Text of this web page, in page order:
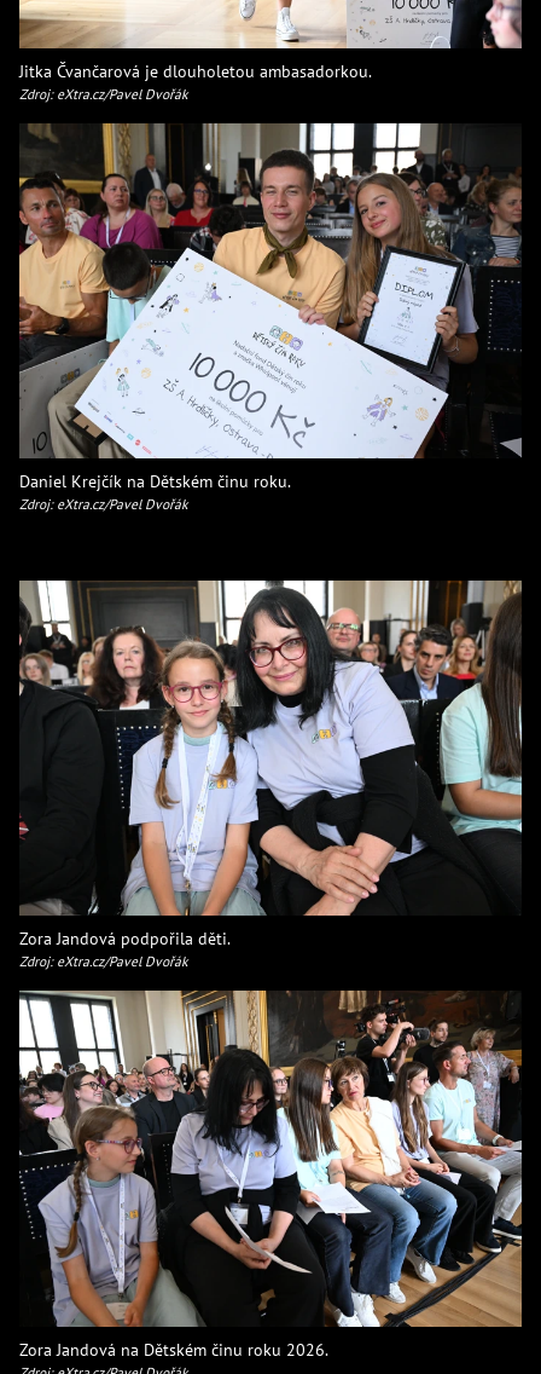
Jitka Čvančarová je dlouholetou ambasadorkou.
Zdroj: eXtra.cz/Pavel Dvořák
Daniel Krejčík na Dětském činu roku.
Zdroj: eXtra.cz/Pavel Dvořák
Zora Jandová podpořila děti.
Zdroj: eXtra.cz/Pavel Dvořák
Zora Jandová na Dětském činu roku 2026.